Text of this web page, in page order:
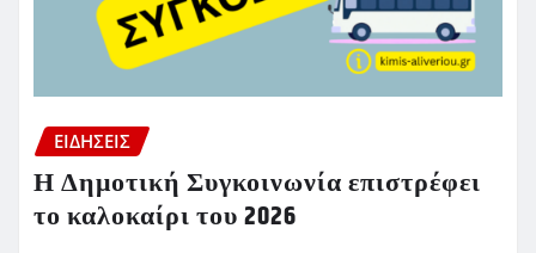
ΕΙΔΗΣΕΙΣ
Η Δημοτική Συγκοινωνία επιστρέφει
το καλοκαίρι του 2026